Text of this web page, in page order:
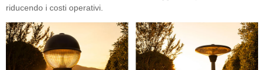
riducendo i costi operativi.